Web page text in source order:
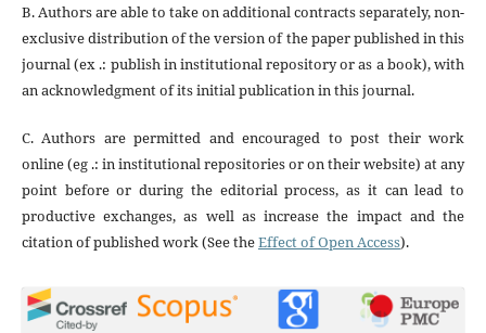
B. Authors are able to take on additional contracts separately, non-
exclusive distribution of the version of the paper published in this
journal (ex .: publish in institutional repository or as a book), with
an acknowledgment of its initial publication in this journal.
C. Authors are permitted and encouraged to post their work
online (eg .: in institutional repositories or on their website) at any
point before or during the editorial process, as it can lead to
productive exchanges, as well as increase the impact and the
citation of published work (See theEffect of Open Access).